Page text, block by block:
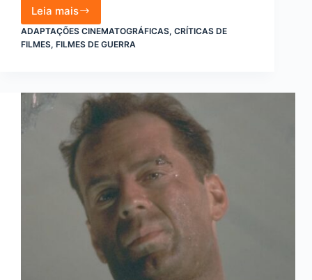
Leia mais
Os
Melhores
Filmes
Última
Década
ADAPTAÇÕES CINEMATOGRÁFICAS, CRÍTICAS DE
FILMES, FILMES DE GUERRA